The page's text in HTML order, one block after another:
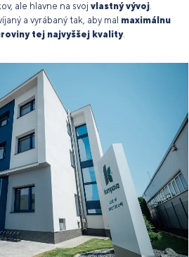
ale hlavne na svoj vlastný vývoj.
a vyrábaný tak, aby mal maximálnu
tej najvyššej kvality.